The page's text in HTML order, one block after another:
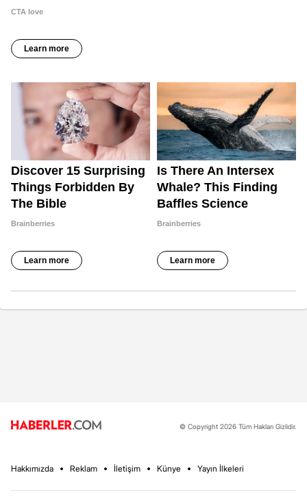
© Copyright 2026 Tüm Hakları Gizlidir.
Hakkımızda Reklam İletişim Künye Yayın İlkeleri